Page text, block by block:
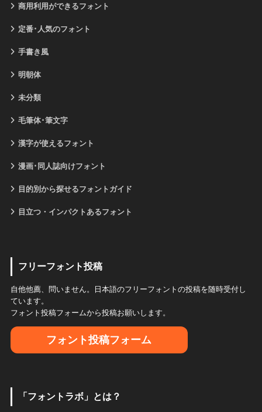
商用利用ができるフォント
定番･人気のフォント
手書き風
明朝体
未分類
毛筆体･筆文字
漢字が使えるフォント
漫画･同人誌向けフォント
目的別から探せるフォントガイド
目立つ・インパクトあるフォント
フリーフォント投稿
自他他薦、問いません。日本語のフリーフォントの投稿を随時受付し
ています。
フォント投稿フォームから投稿お願いします。
フォント投稿フォーム
「フォントラボ」とは？